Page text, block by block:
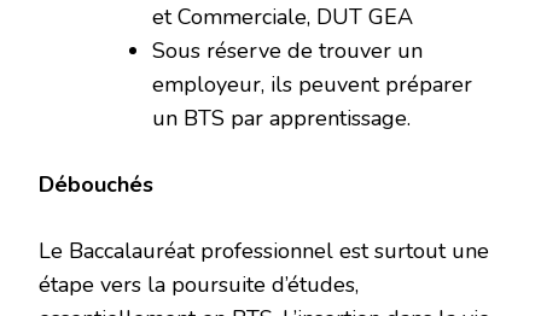
et Commerciale, DUT GEA
Sous réserve de trouver un
employeur, ils peuvent préparer
un BTS par apprentissage.
Débouchés
Le Baccalauréat professionnel est surtout une
étape vers la poursuite d’études,